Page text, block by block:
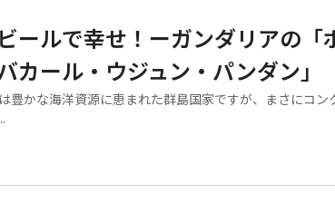
ールで幸せ！ーガンダリアの「
カール・ウジュン・パンダン」
豊かな海洋資源に恵まれた群島国家ですが、まさにコン